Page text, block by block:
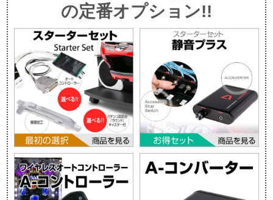
の定番オプション!!